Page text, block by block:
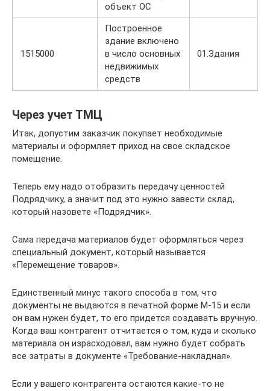
объект ОС
1515000
Построенное
здание включено
в число основных
недвижимых
средств
01.Здания
Через учет ТМЦ
Итак, допустим заказчик покупает необходимые
материалы и оформляет приход на свое складское
помещение.
Теперь ему надо отобразить передачу ценностей
Подрядчику, а значит под это нужно завести склад,
который назовете «Подрядчик».
Сама передача материалов будет оформляться через
специальный документ, который называется
«Перемещение товаров».
Единственный минус такого способа в том, что
документы не выдаются в печатной форме М-15 и если
он вам нужен будет, то его придется создавать вручную.
Когда ваш контрагент отчитается о том, куда и сколько
материала он израсходовал, вам нужно будет собрать
все затраты в документе «Требование-накладная».
Если у вашего контрагента остаются какие-то не